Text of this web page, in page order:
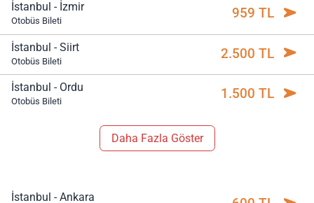
İstanbul - İzmir
Otobüs Bileti 959 TL
İstanbul - Siirt
Otobüs Bileti 2.500 TL
İstanbul - Ordu
Otobüs Bileti 1.500 TL
Daha Fazla Göster
İstanbul - Ankara